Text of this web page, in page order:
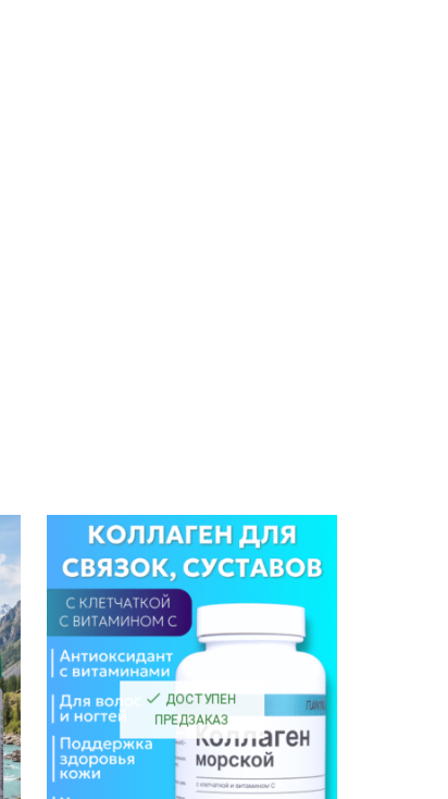
ДОСТУПЕН
ПРЕДЗАКАЗ